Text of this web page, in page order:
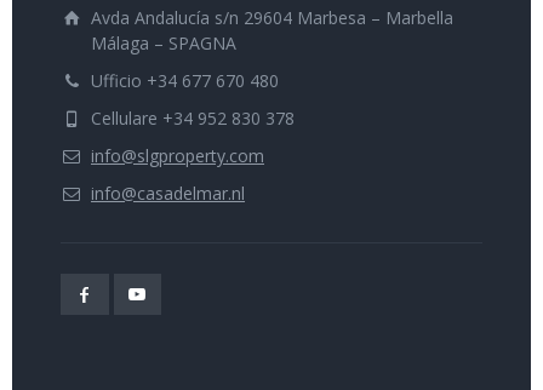
Avda Andalucía s/n 29604 Marbesa – Marbella
Málaga – SPAGNA
Ufficio +34 677 670 480
Cellulare +34 952 830 378
info@slgproperty.com
info@casadelmar.nl